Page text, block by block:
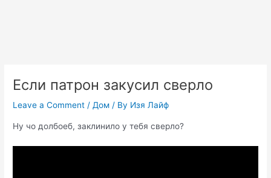
Если патрон закусил сверло
Leave a Comment /Дом / By Изя Лайф
Ну чо долбоеб, заклинило у тебя сверло?